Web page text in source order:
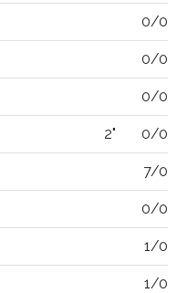
0/0
0/0
0/0
2" 0/0
7/0
0/0
1/0
1/0